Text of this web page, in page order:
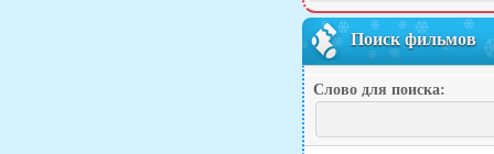
Поиск фильмов
Слово для поиска: